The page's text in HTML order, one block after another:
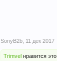
SonyB2b 11 дек 2017
Trimvel нравится это.